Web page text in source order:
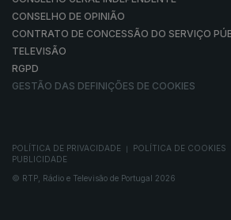
CONSELHO DE OPINIÃO
CONTRATO DE CONCESSÃO DO SERVIÇO
TELEVISÃO
RGPD
GESTÃO DAS DEFINIÇÕES DE COOKIES
POLÍTICA DE PRIVACIDADE POLÍTICA DE COOKIES
PUBLICIDADE
© RTP, Rádio e Televisão de Portugal 2026